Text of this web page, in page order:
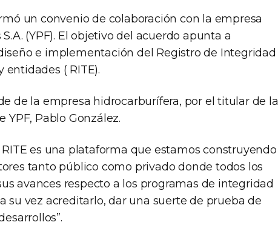
un convenio de colaboración con la empresa
(YPF). El objetivo del acuerdo apunta a
e implementación del Registro de Integridad
entidades ( RITE).
de la empresa hidrocarburífera, por el titular de la
YPF, Pablo González.
RITE es una plataforma que estamos construyendo
tanto público como privado donde todos los
avances respecto a los programas de integridad
su vez acreditarlo, dar una suerte de prueba de